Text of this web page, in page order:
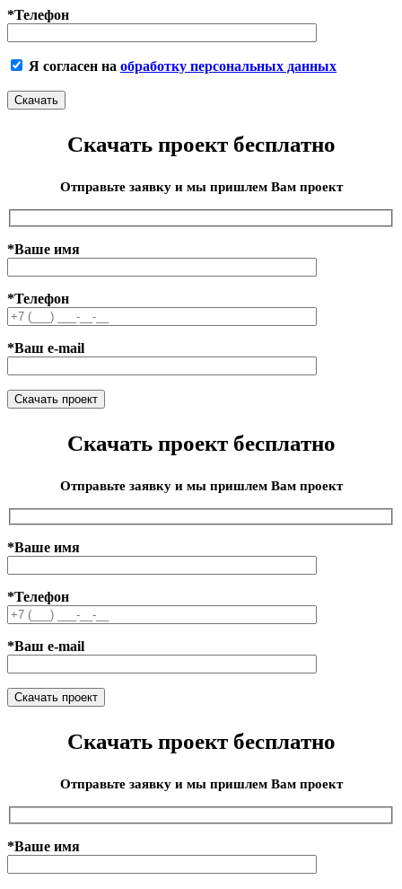
*Телефон
Я согласен на обработку персональных данных
Скачать проект бесплатно
Отправьте заявку и мы пришлем Вам проект
*Ваше имя
*Телефон
*Ваш e-mail
Скачать проект бесплатно
Отправьте заявку и мы пришлем Вам проект
*Ваше имя
*Телефон
*Ваш e-mail
Скачать проект бесплатно
Отправьте заявку и мы пришлем Вам проект
*Ваше имя